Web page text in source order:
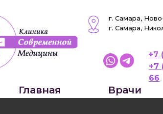
г. Самара,
г. Самара,
+7
66
+7
Главная Врачи